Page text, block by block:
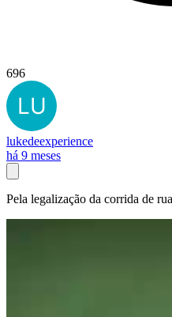
696
lukedeexperience
há 9 meses
Pela legalização da corrida de